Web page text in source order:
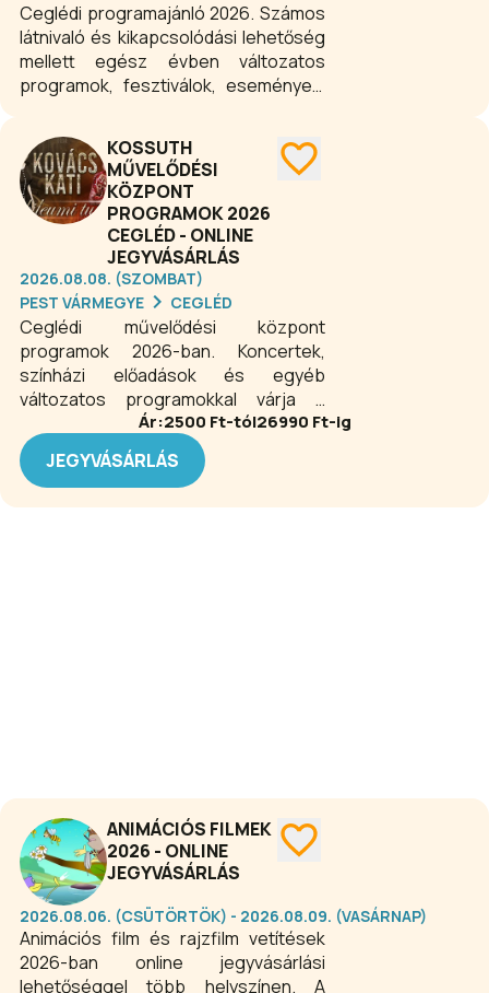
Ceglédi programajánló 2026. Számos
látnivaló és kikapcsolódási lehetőség
mellett egész évben változatos
programok, fesztiválok, események,
lakosságot és a városba érkező
vendégeket.KOSSUTH
MŰVELŐDÉSI
KÖZPONT
PROGRAMOK 2026
CEGLÉD - ONLINE
JEGYVÁSÁRLÁS
2026.08.08. (SZOMBAT)
PEST VÁRMEGYE
CEGLÉD
Ceglédi művelődési központ
programok 2026-ban. Koncertek,
színházi előadások és egyéb
változatos programokkal várja a
látogatókat az intézmény.
Ár:2500 Ft-tól26990 Ft-ig
JEGYVÁSÁRLÁS
ANIMÁCIÓS FILMEK
2026 - ONLINE
JEGYVÁSÁRLÁS
2026.08.06. (CSÜTÖRTÖK) - 2026.08.09. (VASÁRNAP)
Animációs film és rajzfilm vetítések
2026-ban online jegyvásárlási
lehetőséggel több helyszínen. A